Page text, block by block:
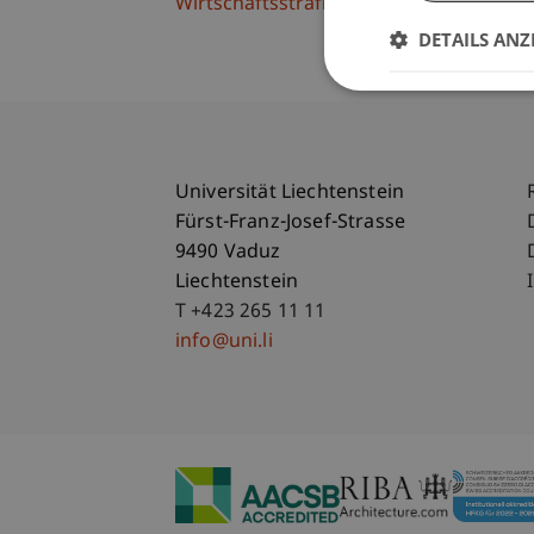
Wirtschaftsstrafrecht, Compliance und
Universität Liechtenstein
Fürst-Franz-Josef-Strasse
9490 Vaduz
Liechtenstein
T +423 265 11 11
info@uni.li
DETAILS